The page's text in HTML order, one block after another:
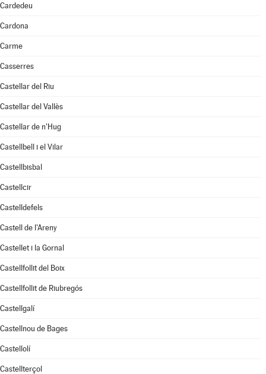
Cardedeu
Cardona
Carme
Casserres
Castellar del Riu
Castellar del Vallès
Castellar de n'Hug
Castellbell i el Vilar
Castellbisbal
Castellcir
Castelldefels
Castell de l'Areny
Castellet i la Gornal
Castellfollit del Boix
Castellfollit de Riubregós
Castellgalí
Castellnou de Bages
Castellolí
Castellterçol